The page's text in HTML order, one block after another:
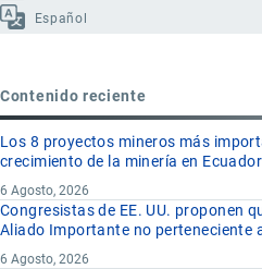
Español
Contenido reciente
Los 8 proyectos mineros más
crecimiento de la minería en Ecuador
6 Agosto, 2026
Congresistas de EE. UU. proponen
Aliado Importante no perteneciente
6 Agosto, 2026